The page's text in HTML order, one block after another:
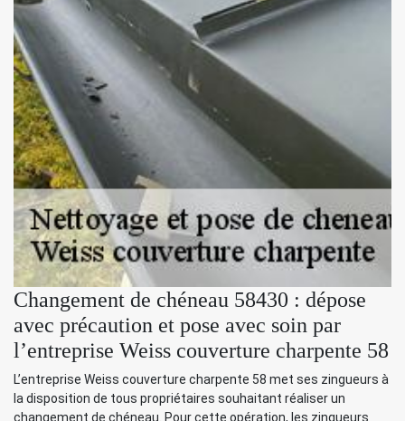
Changement de chéneau 58430 : dépose
avec précaution et pose avec soin par
l’entreprise Weiss couverture charpente 58
L’entreprise Weiss couverture charpente 58 met ses zingueurs à
la disposition de tous propriétaires souhaitant réaliser un
changement de chéneau. Pour cette opération, les zingueurs